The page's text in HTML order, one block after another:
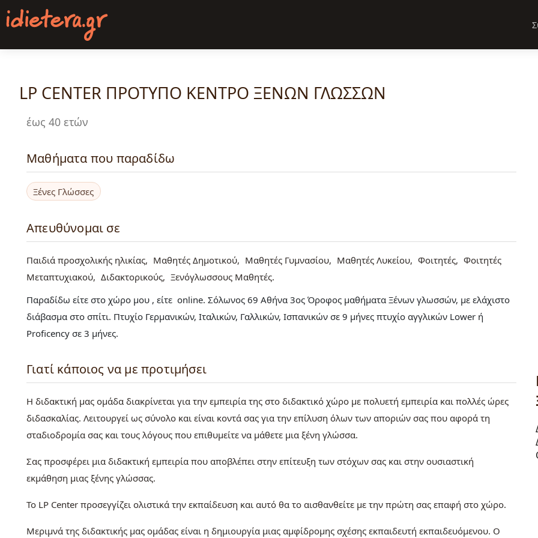
Παράκαμψη
προς
κυρίως
LP CENTER ΠΡΟΤΥΠΟ ΚΕΝΤΡΟ ΞΕΝΩΝ ΓΛΩΣΣΩΝ
έως 40 ετών
Μαθήματα που παραδίδω
Ξένες Γλώσσες
Απευθύνομαι σε
Παιδιά προσχολικής ηλικίας Μαθητές Δημοτικού Μαθητές Γυμνασίου Μαθητές Λυκείου Φοιτητές
Φοιτητές
Μεταπτυχιακού
Διδακτορικούς
Ξενόγλωσσους Μαθητές
Παραδίδω είτε στο χώρο μου , είτε online. Σόλωνος 69 Αθήνα 3ος Όροφος μαθήματα Ξένων γλωσσών, με ελάχιστο
διάβασμα στο σπίτι. Πτυχίο Γερμανικών, Ιταλικών, Γαλλικών, Ισπανικών σε 9 μήνες πτυχίο αγγλικών Lower ή
Proficency σε 3 μήνες.
Γιατί κάποιος να με προτιμήσει
Η διδακτική μας ομάδα διακρίνεται για την εμπειρία της στο διδακτικό χώρο με πολυετή εμπειρία και πολλές ώρες
διδασκαλίας. Λειτουργεί ως σύνολο και είναι κοντά σας για την επίλυση όλων των αποριών σας που αφορά τη
σταδιοδρομία σας και τους λόγους που επιθυμείτε να μάθετε μια ξένη γλώσσα.
Σας προσφέρει μια διδακτική εμπειρία που αποβλέπει στην επίτευξη των στόχων σας και στην ουσιαστική
εκμάθηση μιας ξένης γλώσσας.
Το LP Center προσεγγίζει ολιστικά την εκπαίδευση και αυτό θα το αισθανθείτε με την πρώτη σας επαφή στο χώρο.
Μεριμνά της διδακτικής μας ομάδας είναι η δημιουργία μιας αμφίδρομης σχέσης εκπαιδευτή εκπαιδευόμενου. Ο